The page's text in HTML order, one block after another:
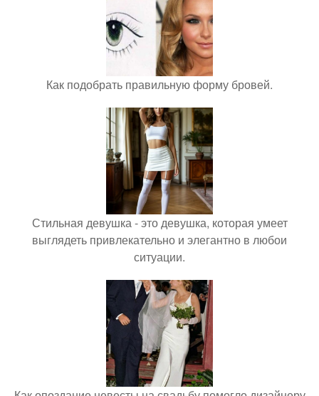
Как подобрать правильную форму бровей.
Стильная девушка - это девушка, которая умеет
выглядеть привлекательно и элегантно в любои
ситуации.